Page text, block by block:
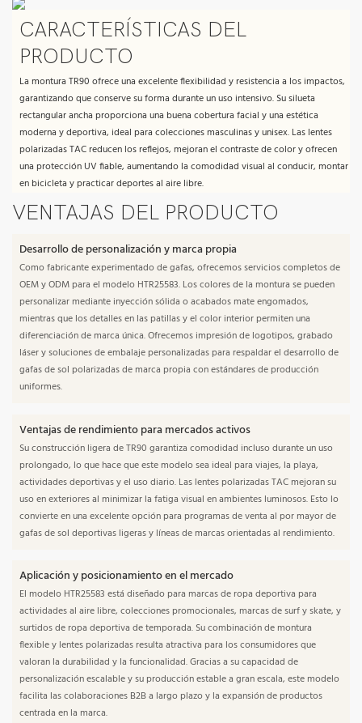
CARACTERÍSTICAS DEL
PRODUCTO
La montura TR90 ofrece una excelente flexibilidad y resistencia a los impactos,
garantizando que conserve su forma durante un uso intensivo. Su silueta
rectangular ancha proporciona una buena cobertura facial y una estética
moderna y deportiva, ideal para colecciones masculinas y unisex. Las lentes
polarizadas TAC reducen los reflejos, mejoran el contraste de color y ofrecen
una protección UV fiable, aumentando la comodidad visual al conducir, montar
en bicicleta y practicar deportes al aire libre.
VENTAJAS DEL PRODUCTO
Desarrollo de personalización y marca propia
Como fabricante experimentado de gafas, ofrecemos servicios completos de
OEM y ODM para el modelo HTR25583. Los colores de la montura se pueden
personalizar mediante inyección sólida o acabados mate engomados,
mientras que los detalles en las patillas y el color interior permiten una
diferenciación de marca única. Ofrecemos impresión de logotipos, grabado
láser y soluciones de embalaje personalizadas para respaldar el desarrollo de
gafas de sol polarizadas de marca propia con estándares de producción
uniformes.
Ventajas de rendimiento para mercados activos
Su construcción ligera de TR90 garantiza comodidad incluso durante un uso
prolongado, lo que hace que este modelo sea ideal para viajes, la playa,
actividades deportivas y el uso diario. Las lentes polarizadas TAC mejoran su
uso en exteriores al minimizar la fatiga visual en ambientes luminosos. Esto lo
convierte en una excelente opción para programas de venta al por mayor de
gafas de sol deportivas ligeras y líneas de marcas orientadas al rendimiento.
Aplicación y posicionamiento en el mercado
El modelo HTR25583 está diseñado para marcas de ropa deportiva para
actividades al aire libre, colecciones promocionales, marcas de surf y skate, y
surtidos de ropa deportiva de temporada. Su combinación de montura
flexible y lentes polarizadas resulta atractiva para los consumidores que
valoran la durabilidad y la funcionalidad. Gracias a su capacidad de
personalización escalable y su producción estable a gran escala, este modelo
facilita las colaboraciones B2B a largo plazo y la expansión de productos
centrada en la marca.